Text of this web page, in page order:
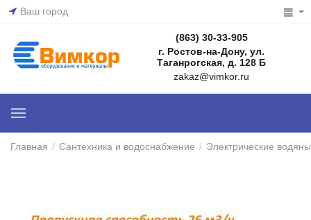
Ваш город
(863) 30-33-905
г. Ростов-на-Дону, ул.
Таганрогская, д. 128 Б
zakaz@vimkor.ru
Главная / Сантехника и водоснабжение / Электрические